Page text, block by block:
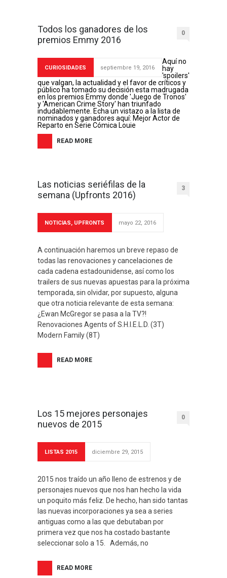
Todos los ganadores de los
premios Emmy 2016
0
CURIOSIDADES septiembre 19, 2016
Aquí no
hay
'spoilers'
que valgan, la actualidad y el favor de críticos y
público ha tomado su decisión esta madrugada
en los premios Emmy donde 'Juego de Tronos'
y 'American Crime Story' han triunfado
indudablemente. Echa un vistazo a la lista de
nominados y ganadores aquí: Mejor Actor de
Reparto en Serie Cómica Louie
READ MORE
Las noticias seriéfilas de la
semana (Upfronts 2016)
3
NOTICIAS, UPFRONTS mayo 22, 2016
A continuación haremos un breve repaso de
todas las renovaciones y cancelaciones de
cada cadena estadounidense, así como los
trailers de sus nuevas apuestas para la próxima
temporada, sin olvidar, por supuesto, alguna
que otra noticia relevante de esta semana:
¿Ewan McGregor se pasa a la TV?!
Renovaciones Agents of S.H.I.E.L.D. (3T)
Modern Family (8T)
READ MORE
Los 15 mejores personajes
nuevos de 2015
0
LISTAS 2015 diciembre 29, 2015
2015 nos traído un año lleno de estrenos y de
personajes nuevos que nos han hecho la vida
un poquito más feliz. De hecho, han sido tantas
las nuevas incorporaciones ya sea a series
antiguas como a las que debutaban por
primera vez que nos ha costado bastante
seleccionar solo a 15. Además, no
READ MORE